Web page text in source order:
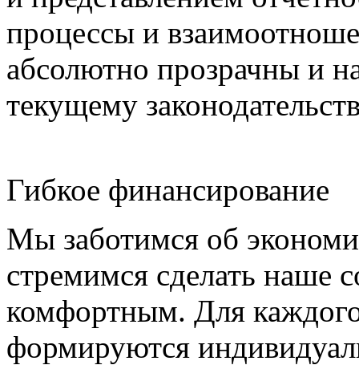
процессы и
абсолютно прозрачны и
текущему
Гибкое финансирование
Мы заботимся об
стремимся сделать наше
комфортным. Для каждого
формируются